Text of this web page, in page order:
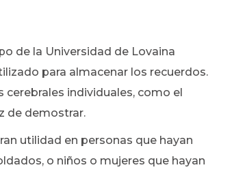
de la Universidad de Lovaina
para almacenar los recuerdos.
cerebrales individuales, como el
de demostrar.
utilidad en personas que hayan
o niños o mujeres que hayan